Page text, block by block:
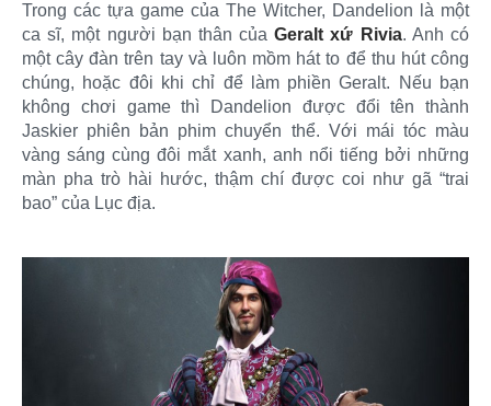
Trong các tựa game của The Witcher, Dandelion là một
ca sĩ, một người bạn thân củaGeralt xứ Rivia. Anh có
một cây đàn trên tay và luôn mồm hát to để thu hút công
chúng, hoặc đôi khi chỉ để làm phiền Geralt. Nếu bạn
không chơi game thì Dandelion được đổi tên thành
Jaskier phiên bản phim chuyển thể. Với mái tóc màu
vàng sáng cùng đôi mắt xanh, anh nổi tiếng bởi những
màn pha trò hài hước, thậm chí được coi như gã “trai
bao” của Lục địa.